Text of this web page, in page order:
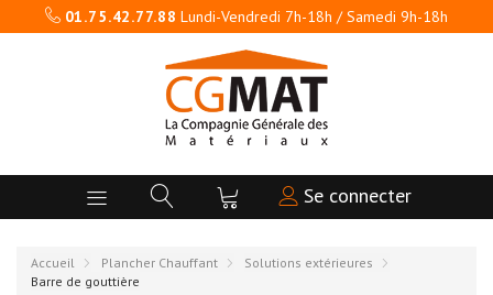
01.75.42.77.88 Lundi-Vendredi 7h-18h / Samedi 9h-18h
Se connecter
Accueil Plancher Chauffant
Solutions extérieures
Barre de gouttière